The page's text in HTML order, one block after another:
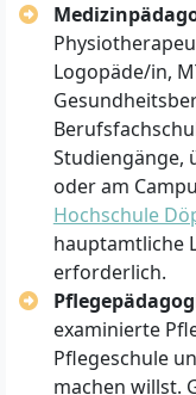
Logopäde/in,
Studiengänge,
oder am
Hochschule
hauptamtliche
erforderlich.
examinierte
Pflegeschule
machen willst.